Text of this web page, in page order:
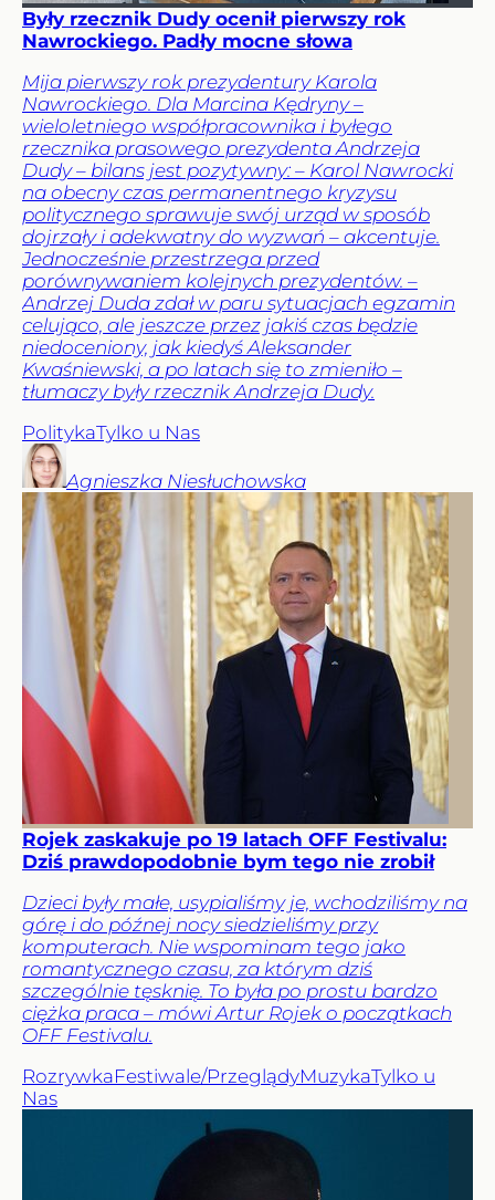
Były rzecznik Dudy ocenił pierwszy rok
Nawrockiego. Padły mocne słowa
Mija pierwszy rok prezydentury Karola
Nawrockiego. Dla Marcina Kędryny –
wieloletniego współpracownika i byłego
rzecznika prasowego prezydenta Andrzeja
Dudy – bilans jest pozytywny: – Karol Nawrocki
na obecny czas permanentnego kryzysu
politycznego sprawuje swój urząd w sposób
dojrzały i adekwatny do wyzwań – akcentuje.
Jednocześnie przestrzega przed
porównywaniem kolejnych prezydentów. –
Andrzej Duda zdał w paru sytuacjach egzamin
celująco, ale jeszcze przez jakiś czas będzie
niedoceniony, jak kiedyś Aleksander
Kwaśniewski, a po latach się to zmieniło –
tłumaczy były rzecznik Andrzeja Dudy.
PolitykaTylko u Nas
Agnieszka Niesłuchowska
Rojek zaskakuje po 19 latach OFF Festivalu:
Dziś prawdopodobnie bym tego nie zrobił
Dzieci były małe, usypialiśmy je, wchodziliśmy na
górę i do późnej nocy siedzieliśmy przy
komputerach. Nie wspominam tego jako
romantycznego czasu, za którym dziś
szczególnie tęsknię. To była po prostu bardzo
ciężka praca – mówi Artur Rojek o początkach
OFF Festivalu.
RozrywkaFestiwale/PrzeglądyMuzykaTylko u
Nas